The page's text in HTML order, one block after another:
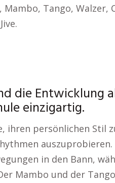
Tango, Walzer,
die Entwicklung
einzigartig.
ihren persönlichen Stil
in den Bann,
Mambo und der